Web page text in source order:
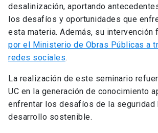
desalinización, aportando
los desafíos y oportunidades que
esta materia. Además, su intervención
por el Ministerio de Obras Públicas a
redes sociales.
La realización de este seminario
UC en la generación de conocimiento
enfrentar los desafíos de la seguridad
desarrollo sostenible.